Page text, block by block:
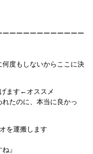
ーーーーーーーーーーー
度もしないからここに決
ます←オススメ
たのに、本当に良かっ
を運搬します
』